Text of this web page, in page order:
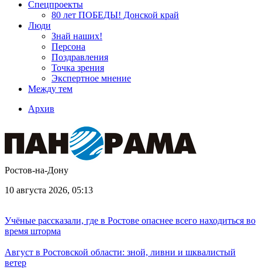
Спецпроекты
80 лет ПОБЕДЫ! Донской край
Люди
Знай наших!
Персона
Поздравления
Точка зрения
Экспертное мнение
Между тем
Архив
Ростов-на-Дону
10 августа 2026, 05:13
Учёные рассказали, где в Ростове опаснее всего находиться во
время шторма
Август в Ростовской области: зной, ливни и шквалистый
ветер